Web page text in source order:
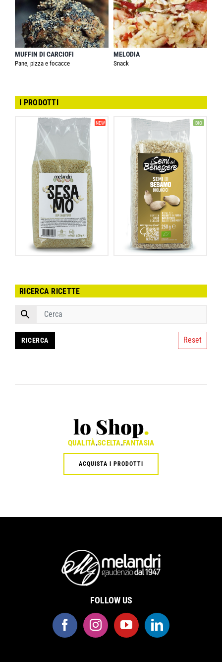
MUFFIN DI CARCIOFI
Pane, pizza e focacce
MELODIA
Snack
I PRODOTTI
NEW BIO
RICERCA RICETTE
Reset
lo Shop.
QUALITÀ.SCELTA.FANTASIA
ACQUISTA I PRODOTTI
FOLLOW US